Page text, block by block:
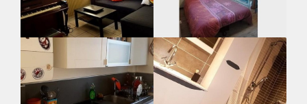
Huurtermijn
Onbepaalde termijn
Oplevering
Gestoffeerd